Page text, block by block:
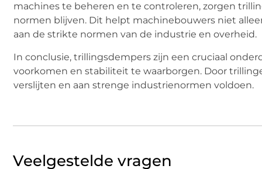
machines te beheren en te controleren, zorgen
normen blijven. Dit helpt machinebouwers niet
aan de strikte normen van de industrie en overheid.
In conclusie, trillingsdempers zijn een cruciaal
voorkomen en stabiliteit te waarborgen. Door
verslijten en aan strenge industrienormen voldoen.
Veelgestelde vragen